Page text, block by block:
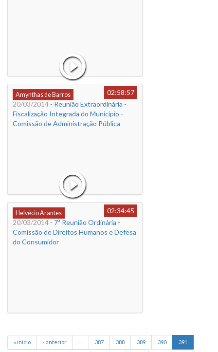
Amynthas de Barros
02:58:57
20/03/2014 - Reunião Extraordinária -
Fiscalização Integrada do Município -
Comissão de Administração Pública
Helvécio Arantes
02:34:45
20/03/2014 - 7ª Reunião Ordinária -
Comissão de Direitos Humanos e Defesa
do Consumidor
« início ‹ anterior 387 388 389 390 391